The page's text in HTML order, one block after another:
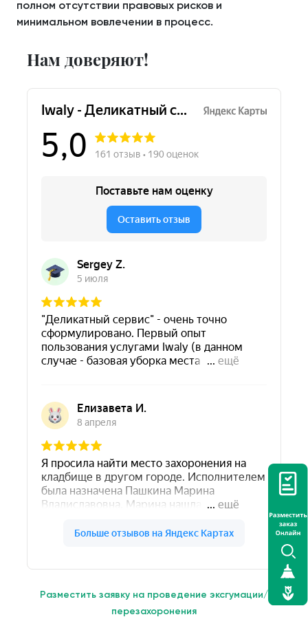
полном отсутствии правовых рисков и
минимальном вовлечении в процесс.
Нам доверяют!
Разместить заявку на проведение эксгумации/
перезахоронения